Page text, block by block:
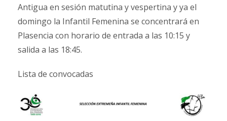
Antigua en sesión matutina y vespertina y ya el
domingo la Infantil Femenina se concentrará en
Plasencia con horario de entrada a las 10:15 y
salida a las 18:45.
Lista de convocadas